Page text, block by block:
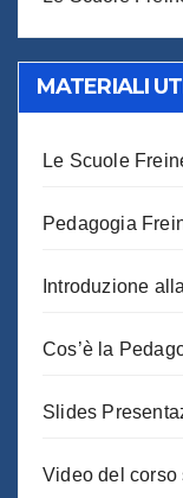
MATERIALI
Le Scuole
Pedagogia
Introduzione
Cos’è la
Slides
Video del